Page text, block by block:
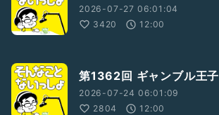
2026-07-27 06:01:04
3420
12:00
第1362回 ギャンブル王子
2026-07-24 06:01:09
2804
12:00